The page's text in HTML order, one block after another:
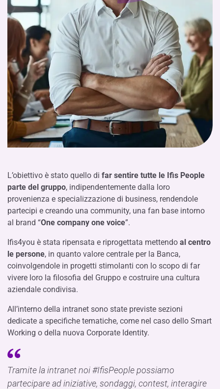
L’obiettivo è stato quello di far sentire tutte le Ifis People
parte del gruppo, indipendentemente dalla loro
provenienza e specializzazione di business, rendendole
partecipi e creando una community, una fan base intorno
al brand “One company one voice”.
Ifis4you è stata ripensata e riprogettata mettendo al centro
le persone, in quanto valore centrale per la Banca,
coinvolgendole in progetti stimolanti con lo scopo di far
vivere loro la filosofia del Gruppo e costruire una cultura
aziendale condivisa.
All’interno della intranet sono state previste sezioni
dedicate a specifiche tematiche, come nel caso dello Smart
Working o della nuova Corporate Identity.
Tramite la intranet noi #IfisPeople possiamo
partecipare ad iniziative, sondaggi, contest, interagire